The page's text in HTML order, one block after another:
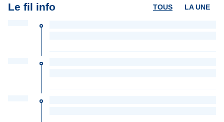
Le fil info LA UNE
TOUS